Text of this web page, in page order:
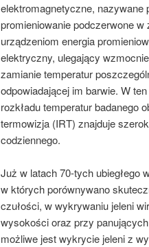
elektromagnetyczne, nazywane
promieniowanie podczerwone
urządzeniom energia
elektryczny, ulegający
zamianie temperatur
odpowiadającej im barwie. W
rozkładu temperatur badanego
termowizja (IRT) znajduje
codziennego.
Już w latach 70-tych ubiegłego
w których porównywano
czułości, w wykrywaniu jeleni
wysokości oraz przy
możliwe jest wykrycie jeleni z